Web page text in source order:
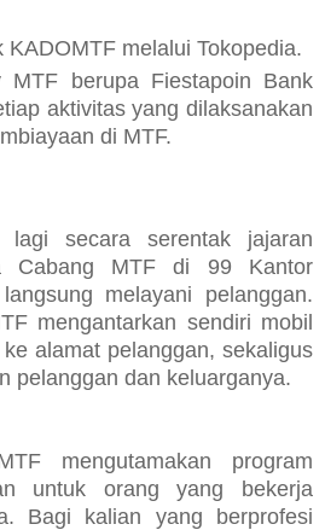
KADOMTF melalui Tokopedia.
MTF berupa Fiestapoin Bank
aktivitas yang dilaksanakan
di MTF.
lagi secara serentak jajaran
Cabang MTF di 99 Kantor
melayani pelanggan.
mengantarkan sendiri mobil
alamat pelanggan, sekaligus
pelanggan dan keluarganya.
mengutamakan program
untuk orang yang bekerja
Bagi kalian yang berprofesi